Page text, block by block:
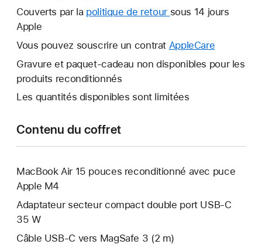
nouvelle
Couverts par la politique de retour Une
fenêtre
sous 14 jours
Apple
Vous pouvez souscrire un contrat AppleCare
nouvelle
Gravure et paquet-cadeau non disponibles pour les
produits reconditionnés
Les quantités disponibles sont limitées
Contenu du coffret
MacBook Air 15 pouces reconditionné avec puce
Apple M4
Adaptateur secteur compact double port USB-C
35 W
Câble USB-C vers MagSafe 3 (2 m)